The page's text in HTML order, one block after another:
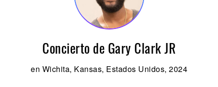
Concierto de Gary Clark JR
en Wichita, Kansas, Estados Unidos, 2024